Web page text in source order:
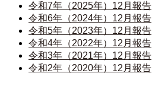
令和7年（2025年）12月報告
令和6年（2024年）12月報告
令和5年（2023年）12月報告
令和4年（2022年）12月報告
令和3年（2021年）12月報告
令和2年（2020年）12月報告